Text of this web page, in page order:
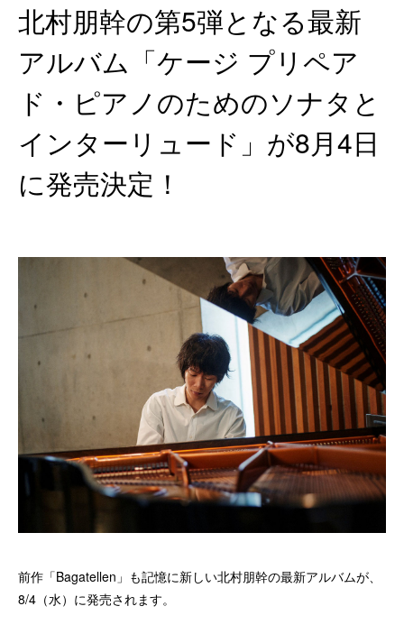
北村朋幹の第5弾となる最新
アルバム「ケージ プリペア
ド・ピアノのためのソナタと
インターリュード」が8月4日
に発売決定！
前作「Bagatellen」も記憶に新しい北村朋幹の最新アルバムが、
8/4（水）に発売されます。